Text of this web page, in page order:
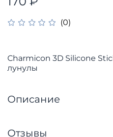
(0)
Charmicon 3D Silicone
лунулы
Описание
Отзывы